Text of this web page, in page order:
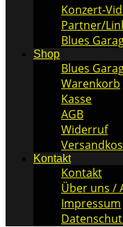
Konzert-
Partner/
Blues
Shop
Blues
Warenkorb
Kasse
AGB
Widerruf
Kontakt
Kontakt
Über uns /
Impressum